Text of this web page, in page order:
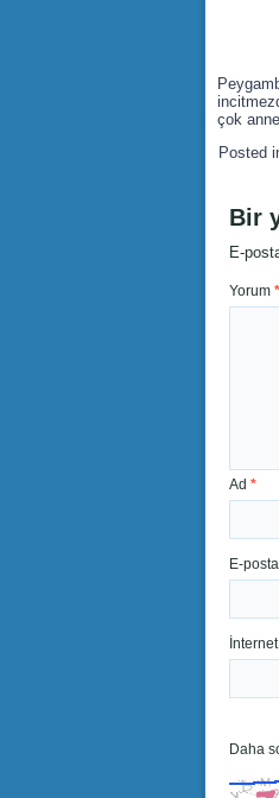
çok
Posted
Bir
E-
Yorum *
Ad *
E-posta
Daha